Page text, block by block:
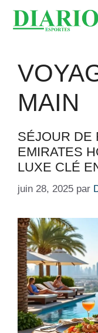
MAIN
SÉJOUR DE
EMIRATES
LUXE CLÉ
juin 28, 2025 par